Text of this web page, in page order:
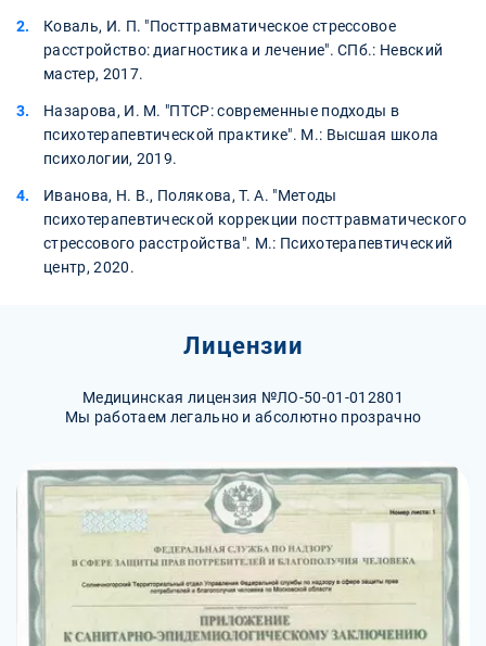
Коваль, И. П. "Посттравматическое стрессовое
расстройство: диагностика и лечение". СПб.: Невский
мастер, 2017.
Назарова, И. М. "ПТСР: современные подходы в
психотерапевтической практике". М.: Высшая школа
психологии, 2019.
Иванова, Н. В., Полякова, Т. А. "Методы
психотерапевтической коррекции посттравматического
стрессового расстройства". М.: Психотерапевтический
центр, 2020.
Лицензии
Медицинская лицензия №ЛО-50-01-012801
Мы работаем легально и абсолютно прозрачно